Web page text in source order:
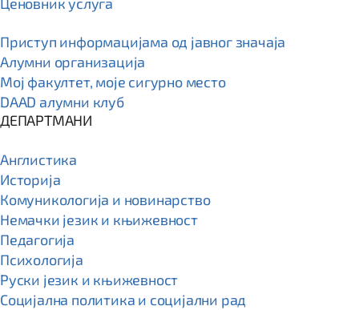
Приступ информацијама од јавног значаја
Алумни организација
Мој факултет, моје сигурно место
DAAD алумни клуб
ДЕПАРТМАНИ
Англистика
Историја
Комуникологија и новинарство
Немачки језик и књижевност
Педагогија
Психологија
Руски језик и књижевност
Социјална политика и социјални рад